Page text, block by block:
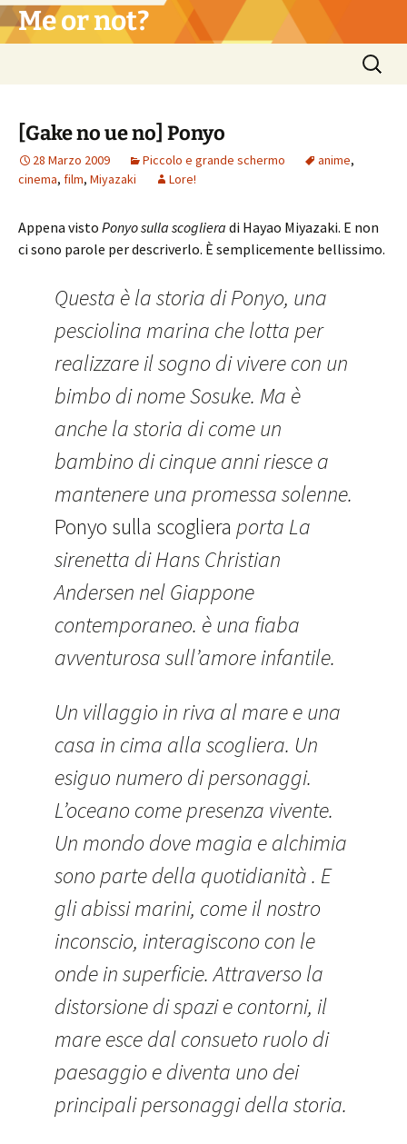
Vai
al Me or not?
Ricerca
per:
[Gake no ue no] Ponyo
28 Marzo 2009 Piccolo e grande schermo anime,
cinema, film, Miyazaki Lore!
Appena visto Ponyo sulla scogliera di Hayao Miyazaki. E non
ci sono parole per descriverlo. È semplicemente bellissimo.
Questa è la storia di Ponyo, una
pesciolina marina che lotta per
realizzare il sogno di vivere con un
bimbo di nome Sosuke. Ma è
anche la storia di come un
bambino di cinque anni riesce a
mantenere una promessa solenne.
Ponyo sulla scogliera porta La
sirenetta di Hans Christian
Andersen nel Giappone
contemporaneo. è una fiaba
avventurosa sull’amore infantile.
Un villaggio in riva al mare e una
casa in cima alla scogliera. Un
esiguo numero di personaggi.
L’oceano come presenza vivente.
Un mondo dove magia e alchimia
sono parte della quotidianità . E
gli abissi marini, come il nostro
inconscio, interagiscono con le
onde in superficie. Attraverso la
distorsione di spazi e contorni, il
mare esce dal consueto ruolo di
paesaggio e diventa uno dei
principali personaggi della storia.